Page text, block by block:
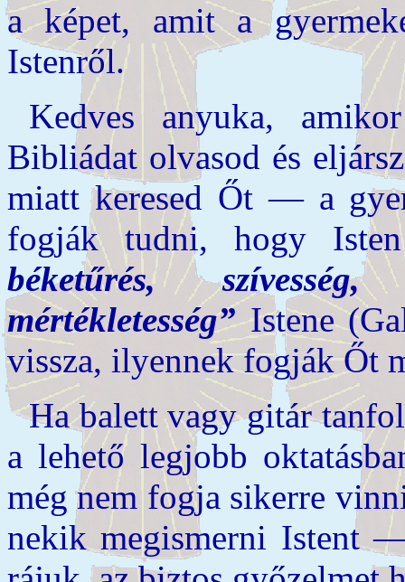
a képet, amit a
Istenről.
Kedves anyuka,
Bibliádat olvasod és
miatt keresed Őt — a
fogják tudni, hogy
béketűrés,
mértékletesség”Istene
vissza, ilyennek fogják Őt
Ha balett vagy gitár
a lehető legjobb
még nem fogja sikerre
nekik megismerni Istent